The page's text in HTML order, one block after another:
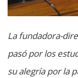
La fundadora-
pasó por los
su alegría por la